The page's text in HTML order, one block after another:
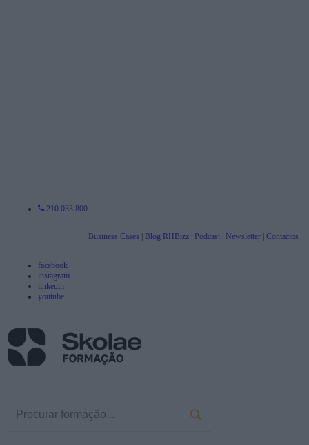
210 033 800
Business Cases | Blog RHBizz | Podcast | Newsletter | Contactos
facebook
instagram
linkedin
youtube